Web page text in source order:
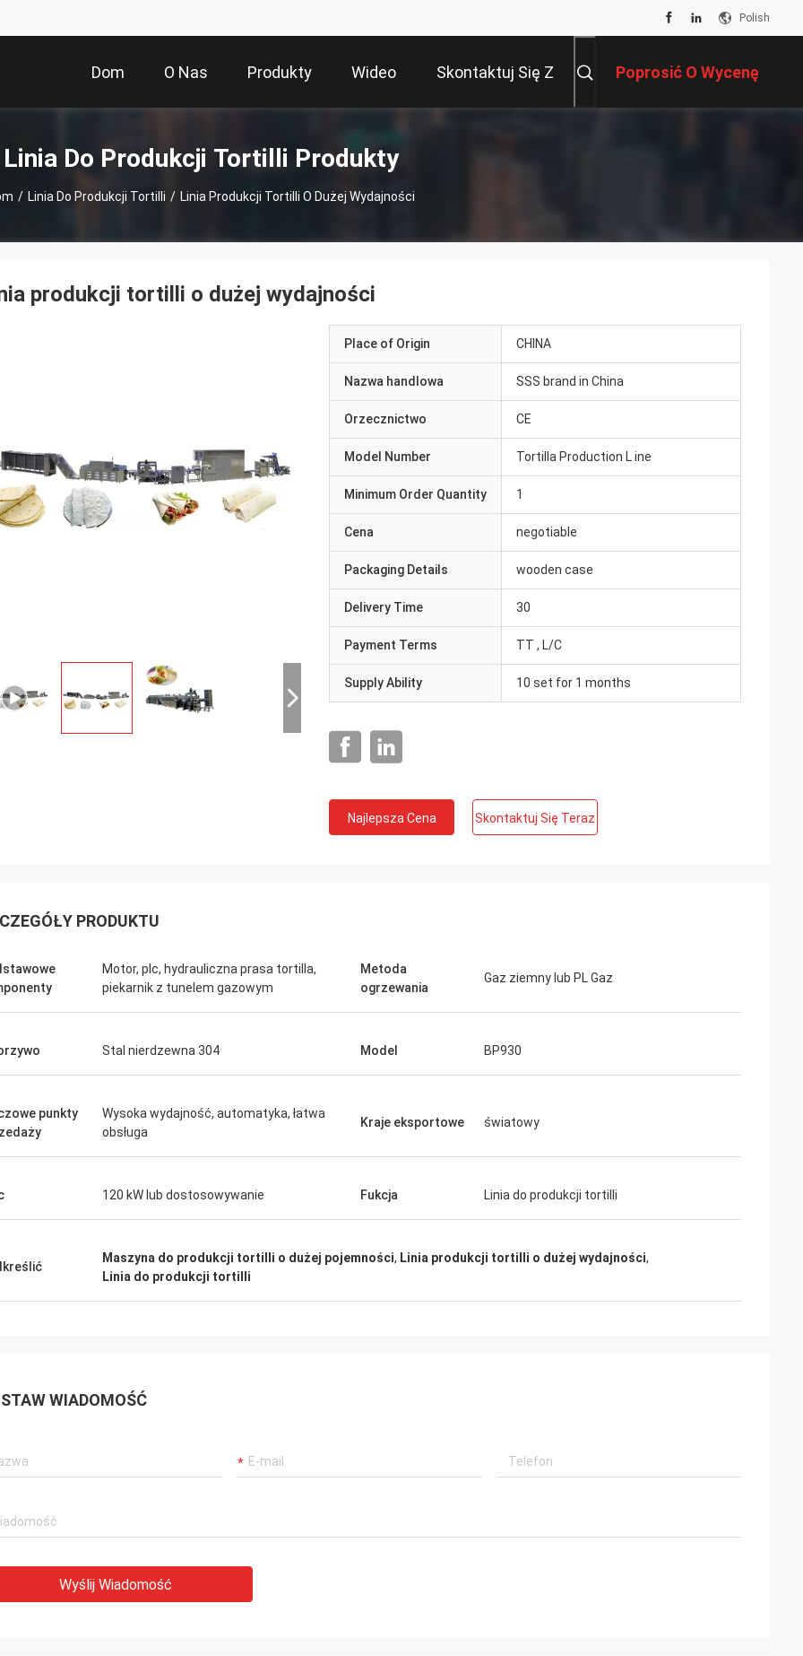
Polish
Dom O Nas Produkty Wideo Skontaktuj Się Z Poprosić O Wycenę
Linia Do Produkcji Tortilli Produkty
/ Linia Do Produkcji Tortilli / Linia Produkcji Tortilli O Dużej Wydajności
produkcji tortilli o dużej wydajności
Place of Origin CHINA
Nazwa handlowa SSS brand in China
Orzecznictwo CE
Model Number Tortilla Production L ine
Minimum Order Quantity 1
Cena negotiable
Packaging Details wooden case
Delivery Time 30
Payment Terms TT , L/C
Supply Ability 10 set for 1 months
Najlepsza Cena Skontaktuj Się Teraz
PRODUKTU
Motor, plc, hydrauliczna prasa tortilla,
piekarnik z tunelem gazowym
Metoda
ogrzewania
Gaz ziemny lub PL Gaz
Stal nierdzewna 304 Model BP930
punkty
Wysoka wydajność, automatyka, łatwa
obsługa
Kraje eksportowe światowy
120 kW lub dostosowywanie Fukcja Linia do produkcji tortilli
Maszyna do produkcji tortilli o dużej pojemności, Linia produkcji tortilli o dużej wydajności,
Linia do produkcji tortilli
WIADOMOŚĆ
Wyślij Wiadomość